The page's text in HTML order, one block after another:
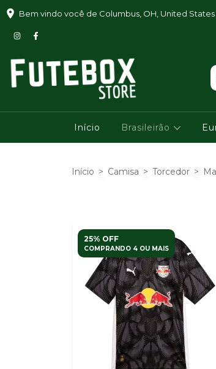
Bem vindo você de Columbus, OH, United
Início Brasileirão
Início > Camisa > Torcedor >
25% OFF
COMPRANDO 4 OU MAIS